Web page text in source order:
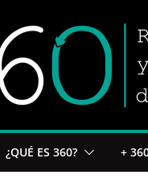
¿QUÉ ES 360? +